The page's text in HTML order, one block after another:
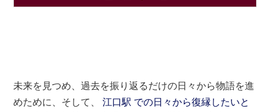
未来を見つめ、過去を振り返るだけの日々から物語を進
めために、そして、
江口駅 での日々から復縁したいと